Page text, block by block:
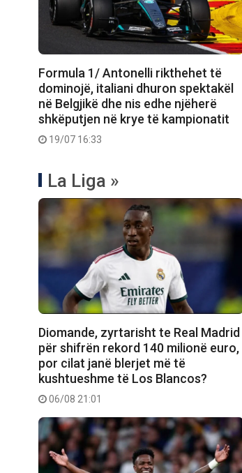
Formula 1/ Antonelli rikthehet të
dominojë, italiani dhuron spektakël
në Belgjikë dhe nis edhe njëherë
shkëputjen në krye të kampionatit
19/07 16:33
La Liga »
Diomande, zyrtarisht te Real Madrid
për shifrën rekord 140 milionë euro,
por cilat janë blerjet më të
kushtueshme të Los Blancos?
06/08 21:01